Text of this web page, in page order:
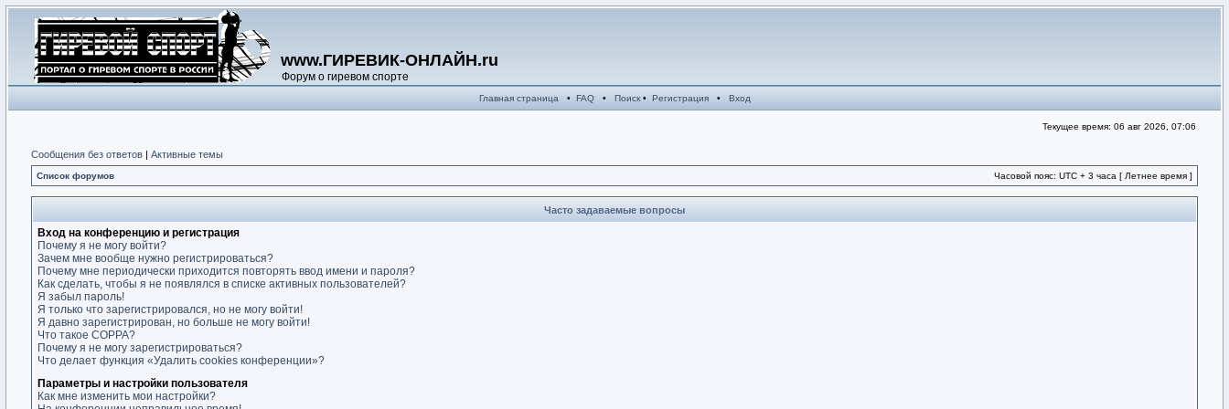
www.ГИРЕВИК-ОНЛАЙН.ru
Форум о гиревом спорте
Главная страница • FAQ• Поиск• Регистрация• Вход
Текущее время: 06 авг 2026, 07:06
Сообщения без ответов | Активные темы
Список форумов Часовой пояс: UTC + 3 часа [ Летнее время ]
Часто задаваемые вопросы
Вход на конференцию и регистрация
Почему я не могу войти?
Зачем мне вообще нужно регистрироваться?
Почему мне периодически приходится повторять ввод имени и пароля?
Как сделать, чтобы я не появлялся в списке активных пользователей?
Я забыл пароль!
Я только что зарегистрировался, но не могу войти!
Я давно зарегистрирован, но больше не могу войти!
Что такое COPPA?
Почему я не могу зарегистрироваться?
Что делает функция «Удалить cookies конференции»?
Параметры и настройки пользователя
Как мне изменить мои настройки?